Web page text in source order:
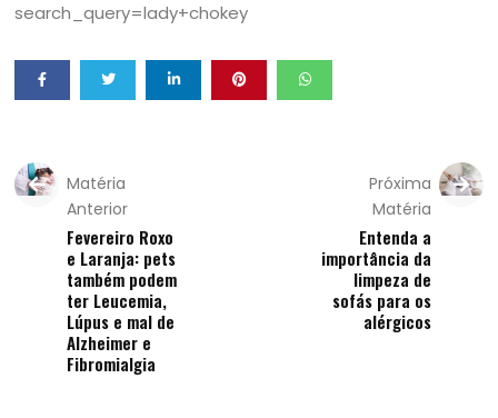
search_query=lady+chokey
Matéria
Anterior
Fevereiro Roxo
e Laranja: pets
também podem
ter Leucemia,
Lúpus e mal de
Alzheimer e
Fibromialgia
Próxima
Matéria
Entenda a
importância da
limpeza de
sofás para os
alérgicos